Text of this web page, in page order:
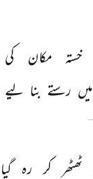
خستہ مکان
کی
میں رستے بنا لیے
ٹھٹھر کر رہ گیا